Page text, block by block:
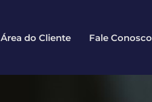
Área do Cliente Fale Conosco